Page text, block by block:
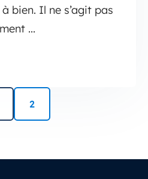
bien. Il ne s’agit pas
...
2